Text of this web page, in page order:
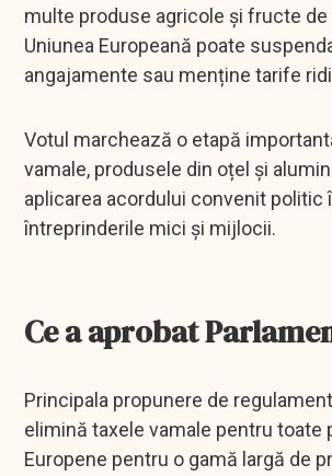
multe produse agricole și fructe
Uniunea Europeană poate
angajamente sau menține tarife
Votul marchează o etapă
vamale, produsele din oțel și
aplicarea acordului convenit politic
întreprinderile mici și mijlocii.
Ce a aprobat
Principala propunere de
elimină taxele vamale pentru toate
Europene pentru o gamă largă de